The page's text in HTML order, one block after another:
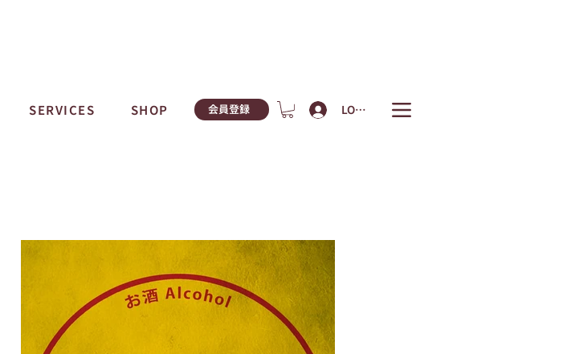
SERVICES SHOP 会員登録 LOGIN